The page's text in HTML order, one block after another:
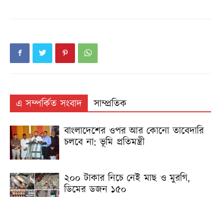
এ সম্পর্কিত সংবাদ
সাম্প্রতিক
বাংলাদেশের ওপর আর কোনো তাবেদারি
চলবে না: ভূমি প্রতিমন্ত্রী
২০০ টাকার নিচে নেই মাছ ও মুরগি,
ডিমের ডজন ১৫০